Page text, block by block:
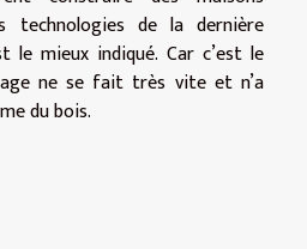
technologies de la dernière
le mieux indiqué. Car c’est le
ne se fait très vite et n’a
du bois.